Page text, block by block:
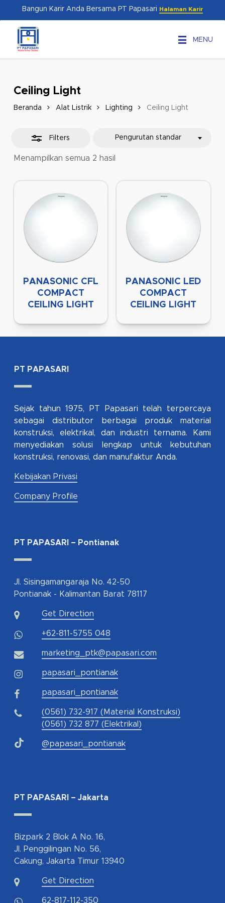
content
Bangun Karir Anda Bersama PT Papasari Halaman Karir
MENU
Ceiling Light
Beranda Alat Listrik Lighting Ceiling Light
Filters
Menampilkan semua 2 hasil
Pengurutan standar
Close
PANASONIC CFL
COMPACT
CEILING LIGHT
PANASONIC LED
COMPACT
CEILING LIGHT
PT PAPASARI
Sejak tahun 1975, PT Papasari telah terpercaya
sebagai distributor berbagai produk material
konstruksi, elektrikal, dan industri ternama. Kami
menyediakan solusi lengkap untuk kebutuhan
konstruksi, renovasi, dan manufaktur Anda.
Kebijakan Privasi
Company Profile
PT PAPASARI – Pontianak
Jl. Sisingamangaraja No. 42-50
Pontianak - Kalimantan Barat 78117
Get Direction
+62-811-5755 048
marketing_ptk@papasari.com
papasari_pontianak
papasari_pontianak
(0561) 732-917 (Material Konstruksi)
(0561) 732 877 (Elektrikal)
@papasari_pontianak
PT PAPASARI – Jakarta
Bizpark 2 Blok A No. 16,
Jl. Penggilingan No. 56,
Cakung, Jakarta Timur 13940
Get Direction
62-817-112-350
Menu